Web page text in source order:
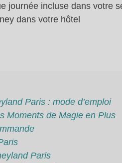
journée incluse dans votre
dans votre hôtel
Paris : mode d’emploi
Moments de Magie en Plus
Paris